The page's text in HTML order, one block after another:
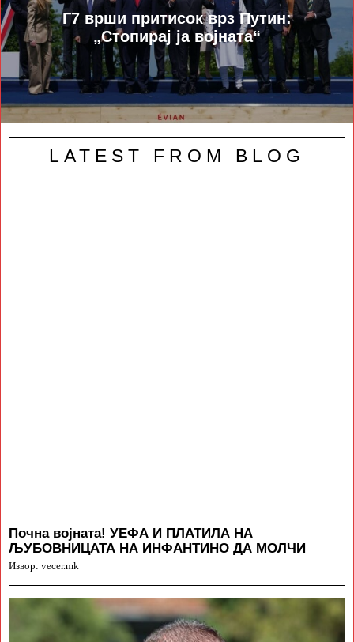
Г7 врши притисок врз Путин:
„Стопирај ја војната“
LATEST FROM BLOG
Почна војната! УЕФА И ПЛАТИЛА НА
ЉУБОВНИЦАТА НА ИНФАНТИНО ДА МОЛЧИ
Извор: vecer.mk